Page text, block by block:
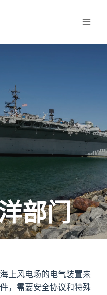
部门
上风电场的电气装置来
，需要安全协议和特殊